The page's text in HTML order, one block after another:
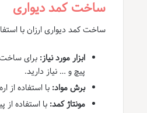
ساخت کمد دیواری
ساخت کمد دیواری ارزان با
ابزار مورد نیاز: برای
پیچ و … نیاز دارید.
برش مواد: با استفاده از
مونتاژ کمد: با استفاده